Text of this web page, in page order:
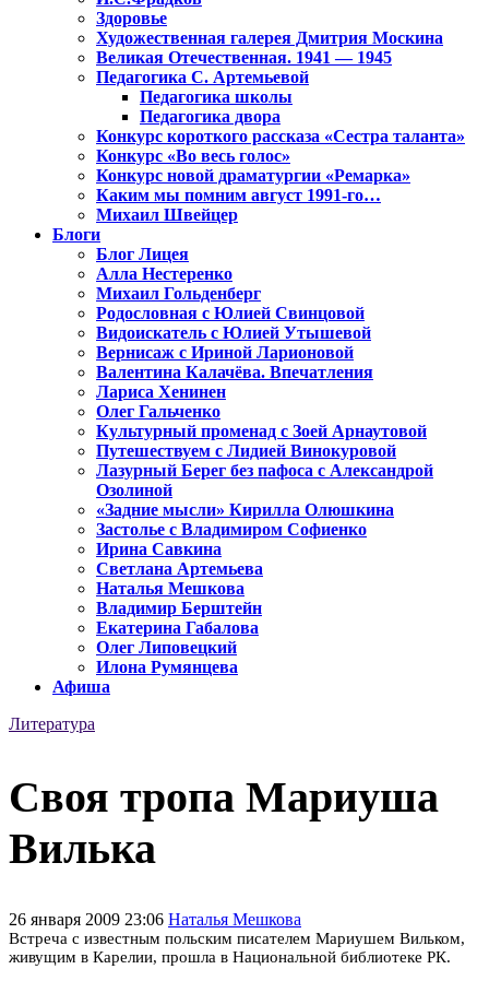
Здоровье
Художественная галерея Дмитрия Москина
Великая Отечественная. 1941 — 1945
Педагогика С. Артемьевой
Педагогика школы
Педагогика двора
Конкурс короткого рассказа «Сестра таланта»
Конкурс «Во весь голос»
Конкурс новой драматургии «Ремарка»
Каким мы помним август 1991-го…
Михаил Швейцер
Блоги
Блог Лицея
Алла Нестеренко
Михаил Гольденберг
Родословная с Юлией Свинцовой
Видоискатель с Юлией Утышевой
Вернисаж с Ириной Ларионовой
Валентина Калачёва. Впечатления
Лариса Хенинен
Олег Гальченко
Культурный променад с Зоей Арнаутовой
Путешествуем с Лидией Винокуровой
Лазурный Берег без пафоса с Александрой
Озолиной
«Задние мысли» Кирилла Олюшкина
Застолье с Владимиром Софиенко
Ирина Савкина
Светлана Артемьева
Наталья Мешкова
Владимир Берштейн
Екатерина Габалова
Олег Липовецкий
Илона Румянцева
Афиша
Литература
Своя тропа Мариуша
Вилька
26 января 2009 23:06 Наталья Мешкова
Встреча с известным польским писателем Мариушем Вильком,
живущим в Карелии, прошла в Национальной библиотеке РК.